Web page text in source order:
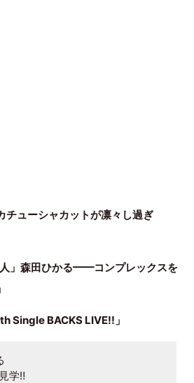
チューシャカットが凛々し過ぎ
」森田ひかる━━コンプレックスを
Single BACKS LIVE!!」
学‼️